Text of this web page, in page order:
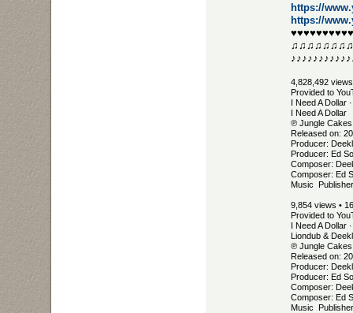
https://
https://
4,828,492
Provided to
I Need A Dollar
I Need A Dollar
℗ Jungle Cakes
Released on:
Producer:
Producer: Ed
Composer:
Composer: Ed
Music
9,854 views •
Provided to
I Need A Dollar
Liondub &
℗ Jungle Cakes
Released on:
Producer:
Producer: Ed
Composer:
Composer: Ed
Music